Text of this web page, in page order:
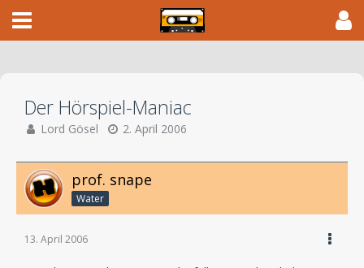
Der Hörspiel-Maniac
Lord Gösel 2. April 2006
prof. snape
Water
13. April 2006